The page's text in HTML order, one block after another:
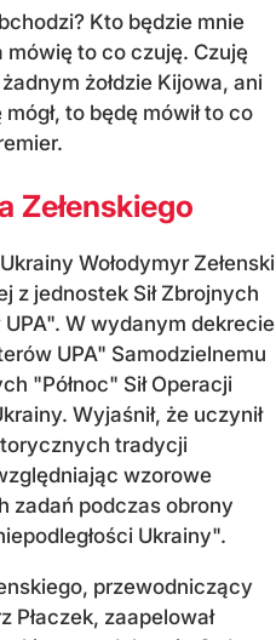
Kto będzie mnie
mówię to co czuję. Czuję
żołdzie Kijowa, ani
to będę mówił to co
Zełenskiego
Wołodymyr Zełenski
z jednostek Sił Zbrojnych
W wydanym dekrecie
UPA" Samodzielnemu
"Północ" Sił Operacji
Wyjaśnił, że uczynił
tradycji
wzorowe
zadań podczas obrony
Ukrainy".
przewodniczący
Płaczek, zaapelował